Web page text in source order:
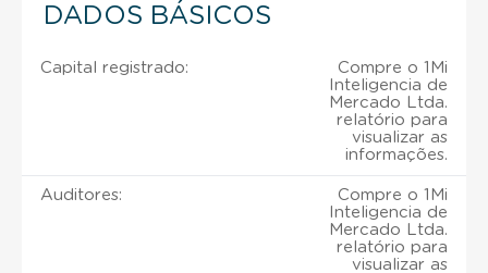
DADOS BÁSICOS
Capital registrado:
Compre o 1Mi
Inteligencia de
Mercado Ltda.
relatório para
visualizar as
informações.
Auditores:
Compre o 1Mi
Inteligencia de
Mercado Ltda.
relatório para
visualizar as